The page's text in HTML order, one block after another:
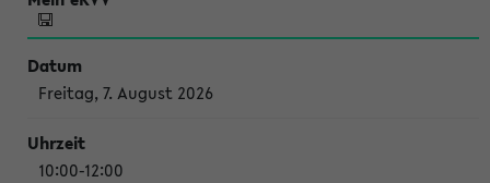
Freitag, 7. August 2026
10:00-12:00